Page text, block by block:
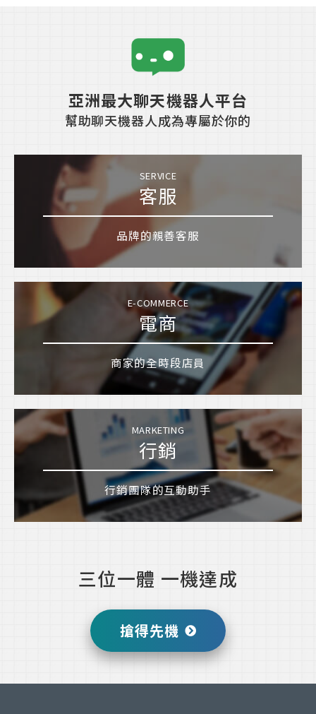
亞洲最大聊天機器人平台
幫助聊天機器人成為專屬於你的
SERVICE
客服
品牌的親善客服
E-COMMERCE
電商
商家的全時段店員
MARKETING
行銷
行銷團隊的互動助手
三位一體 一機達成
搶得先機